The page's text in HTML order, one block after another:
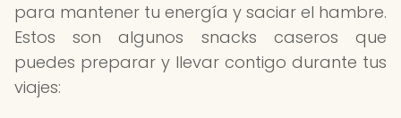
para mantener tu energía y saciar el hambre.
Estos son algunos snacks caseros que
puedes preparar y llevar contigo durante tus
viajes: